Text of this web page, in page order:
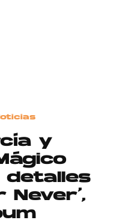
y
detalles
Never’,